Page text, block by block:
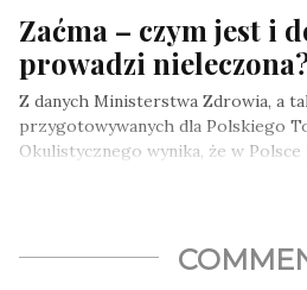
Zaćma – czym jest i
prowadzi
Z danych Ministerstwa Zdrowia, a
przygotowywanych dla Polskiego
Okulistycznego wynika, że w